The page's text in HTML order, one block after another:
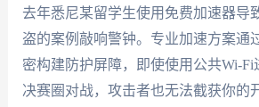
去年悉尼某留学生使用免费加速器导
盗的案例敲响警钟。专业加速方案通
密构建防护屏障，即使使用公共Wi-Fi
决赛圈对战，攻击者也无法截获你的